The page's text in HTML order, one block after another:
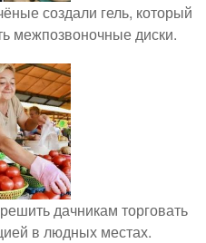
создали гель, который
межпозвоночные диски.
дачникам торговать
в людных местах.